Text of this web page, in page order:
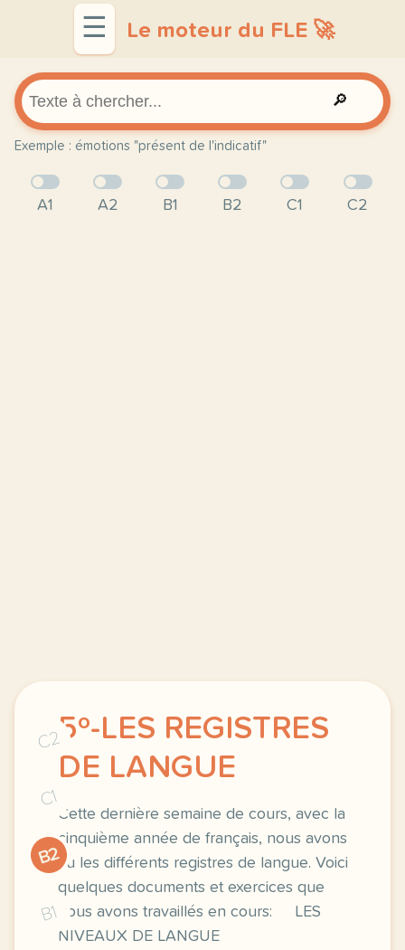
☰ Le moteur du FLE 🚀
🔎
Exemple : émotions "présent de l'indicatif"
A1 A2 B1 B2 C1 C2
C2
C1
B2
B1
5º-LES REGISTRES
DE LANGUE
Cette dernière semaine de cours, avec la
cinquième année de français, nous avons
vu les différents registres de langue. Voici
quelques documents et exercices que
nous avons travaillés en cours: LES
NIVEAUX DE LANGUE